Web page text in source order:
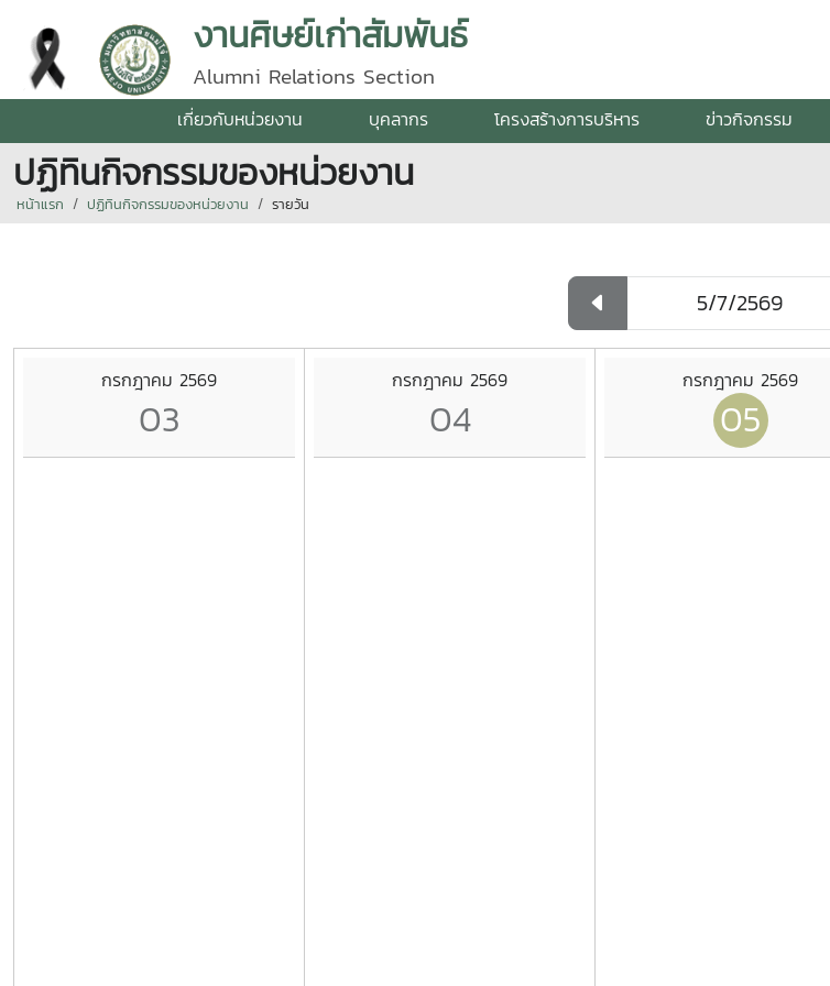
งานศิษย์เก่าสัมพันธ์
Alumni Relations Section
เกี่ยวกับหน่วยงาน บุคลากร โครงสร้างการบริหาร ข่าวกิจกรรม
ปฏิทินกิจกรรมของหน่วยงาน
หน้าแรก ปฏิทินกิจกรรมของหน่วยงาน รายวัน
กรกฎาคม 2569
03
กรกฎาคม 2569
04
กรกฎาคม 2569
05